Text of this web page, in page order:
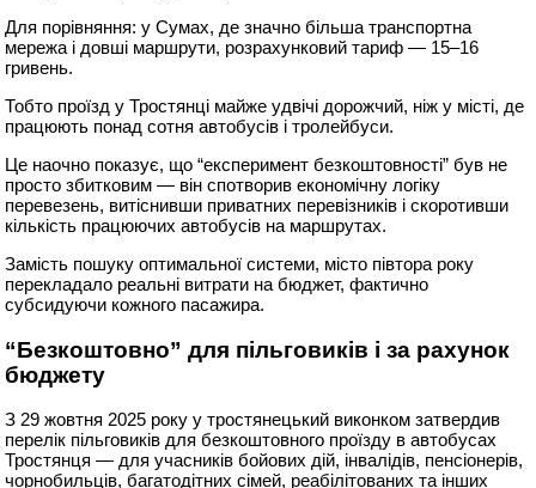
Для порівняння: у Сумах, де значно більша транспортна
мережа і довші маршрути, розрахунковий тариф — 15–16
гривень.
Тобто проїзд у Тростянці майже удвічі дорожчий, ніж у місті, де
працюють понад сотня автобусів і тролейбуси.
Це наочно показує, що “експеримент безкоштовності” був не
просто збитковим — він спотворив економічну логіку
перевезень, витіснивши приватних перевізників і скоротивши
кількість працюючих автобусів на маршрутах.
Замість пошуку оптимальної системи, місто півтора року
перекладало реальні витрати на бюджет, фактично
субсидуючи кожного пасажира.
“Безкоштовно” для пільговиків і за рахунок
бюджету
З 29 жовтня 2025 року у тростянецький виконком затвердив
перелік пільговиків для безкоштовного проїзду в автобусах
Тростянця — для учасників бойових дій, інвалідів, пенсіонерів,
чорнобильців, багатодітних сімей, реабілітованих та інших